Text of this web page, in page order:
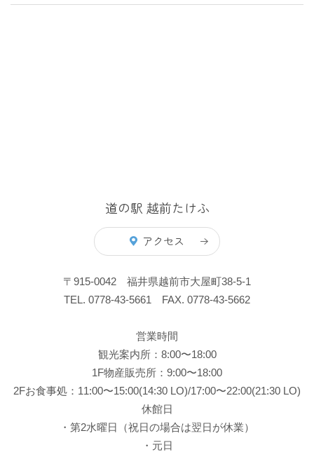
道の駅 越前たけふ
アクセス
〒915-0042 福井県越前市大屋町38-5-1
TEL. 0778-43-5661 FAX. 0778-43-5662
営業時間
観光案内所：8:00〜18:00
1F物産販売所：9:00〜18:00
2Fお食事処：11:00〜15:00(14:30 LO)/17:00〜22:00(21:30 LO)
休館日
・第2水曜日（祝日の場合は翌日が休業）
・元日